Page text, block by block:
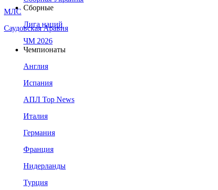
МЛС
Саудовская Аравия
Сборные
Лига наций
ЧМ 2026
Чемпионаты
Англия
Испания
АПЛ Top News
Италия
Германия
Франция
Нидерланды
Турция